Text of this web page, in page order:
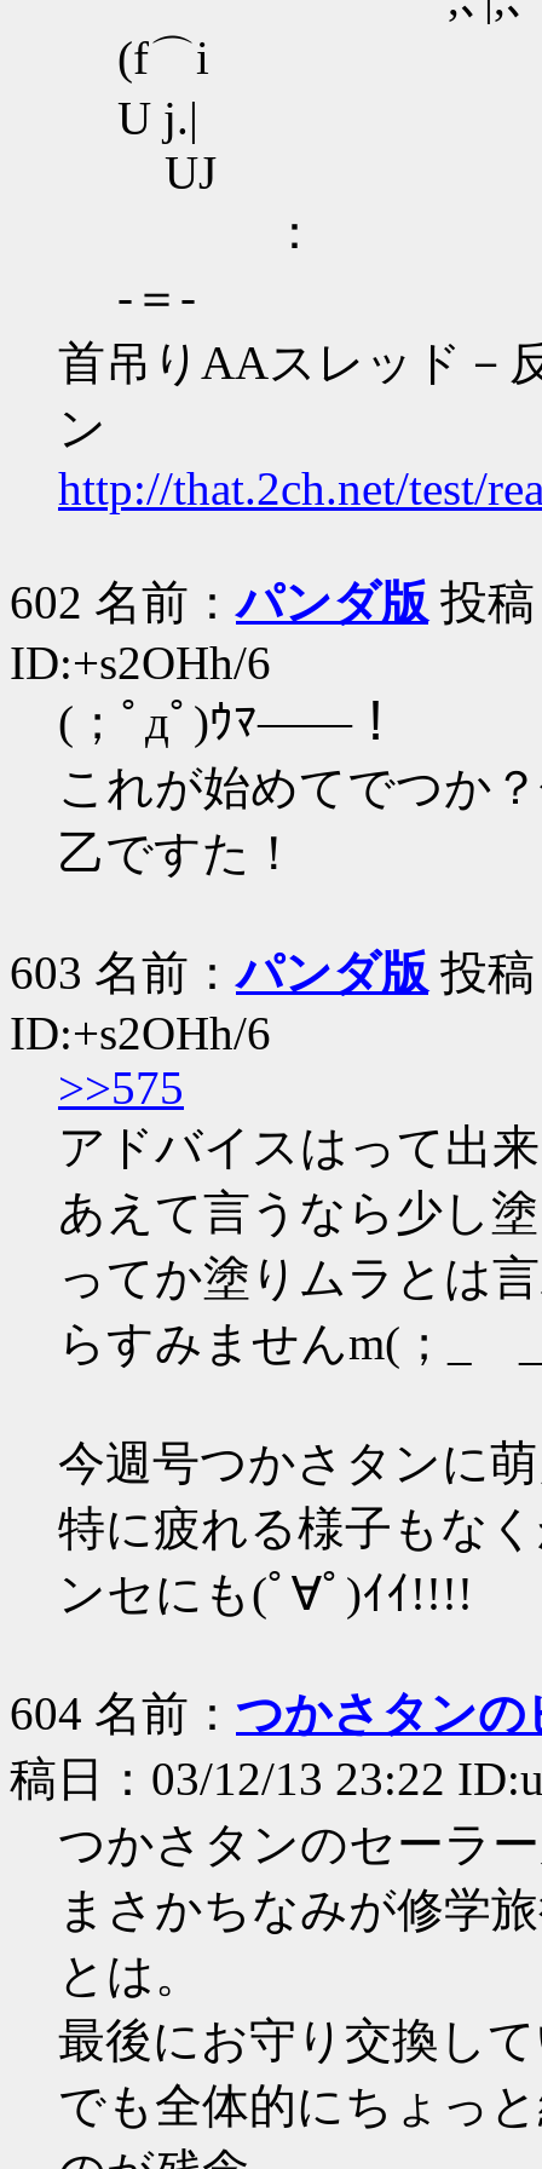
(f⌒i
U j.|
UJ
：
‐＝‐
首吊りAAスレッド－
ン
http://that.2ch.net/test/
602 名前：パンダ版 投
ID:+s2OHh/6
(；ﾟдﾟ)ｳﾏ――！
これが始めてでつか
乙ですた！
603 名前：パンダ版 投
ID:+s2OHh/6
>>575
アドバイスはって出
あえて言うなら少し
ってか塗りムラとは
らすみませんm(；_
今週号つかさタンに
特に疲れる様子もな
ンセにも(ﾟ∀ﾟ)ｲｲ!!!!
604 名前： つかさタンの
稿日：03/12/13 23:22
つかさタンのセーラ
まさかちなみが修学
とは。
最後にお守り交換し
でも全体的にちょっ